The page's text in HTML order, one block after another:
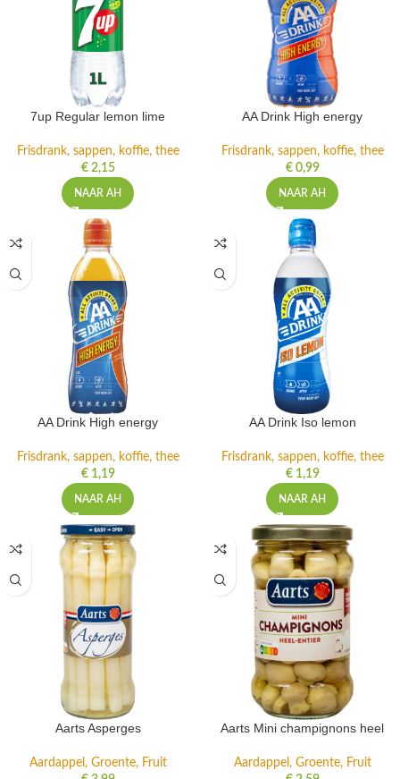
7up Regular lemon lime
Frisdrank, sappen, koffie, thee
€2,15
NAAR AH
AA Drink High energy
Frisdrank, sappen, koffie, thee
€0,99
NAAR AH
AA Drink High energy
Frisdrank, sappen, koffie, thee
€1,19
NAAR AH
AA Drink Iso lemon
Frisdrank, sappen, koffie, thee
€1,19
NAAR AH
Aarts Asperges
Aardappel, Groente, Fruit
Aarts Mini champignons heel
Aardappel, Groente, Fruit